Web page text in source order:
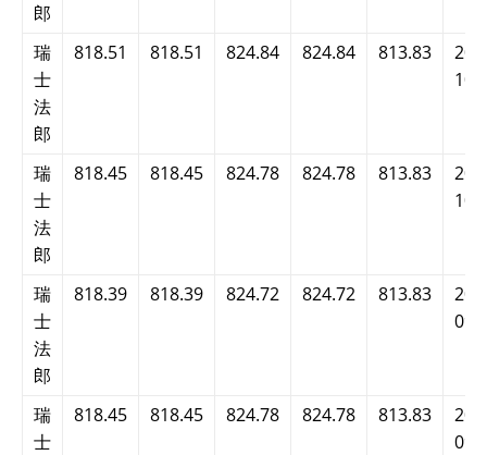
郎
瑞
士
法
郎
818.51 818.51 824.84 824.84 813.83
瑞
士
法
郎
818.45 818.45 824.78 824.78 813.83
瑞
士
法
郎
818.39 818.39 824.72 824.72 813.83
瑞
士
818.45 818.45 824.78 824.78 813.83